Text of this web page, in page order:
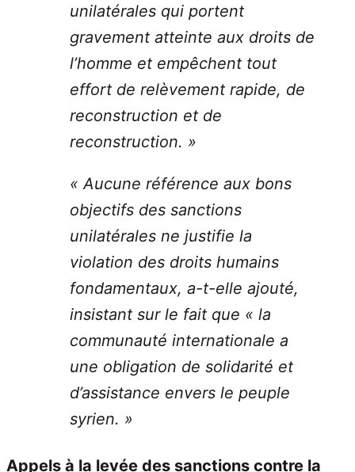
unilatérales qui portent
gravement atteinte aux droits de
l’homme et empêchent tout
effort de relèvement rapide, de
reconstruction et de
reconstruction. »
« Aucune référence aux bons
objectifs des sanctions
unilatérales ne justifie la
violation des droits humains
fondamentaux, a-t-elle ajouté,
insistant sur le fait que « la
communauté internationale a
une obligation de solidarité et
d’assistance envers le peuple
syrien. »
Appels à la levée des sanctions contre la